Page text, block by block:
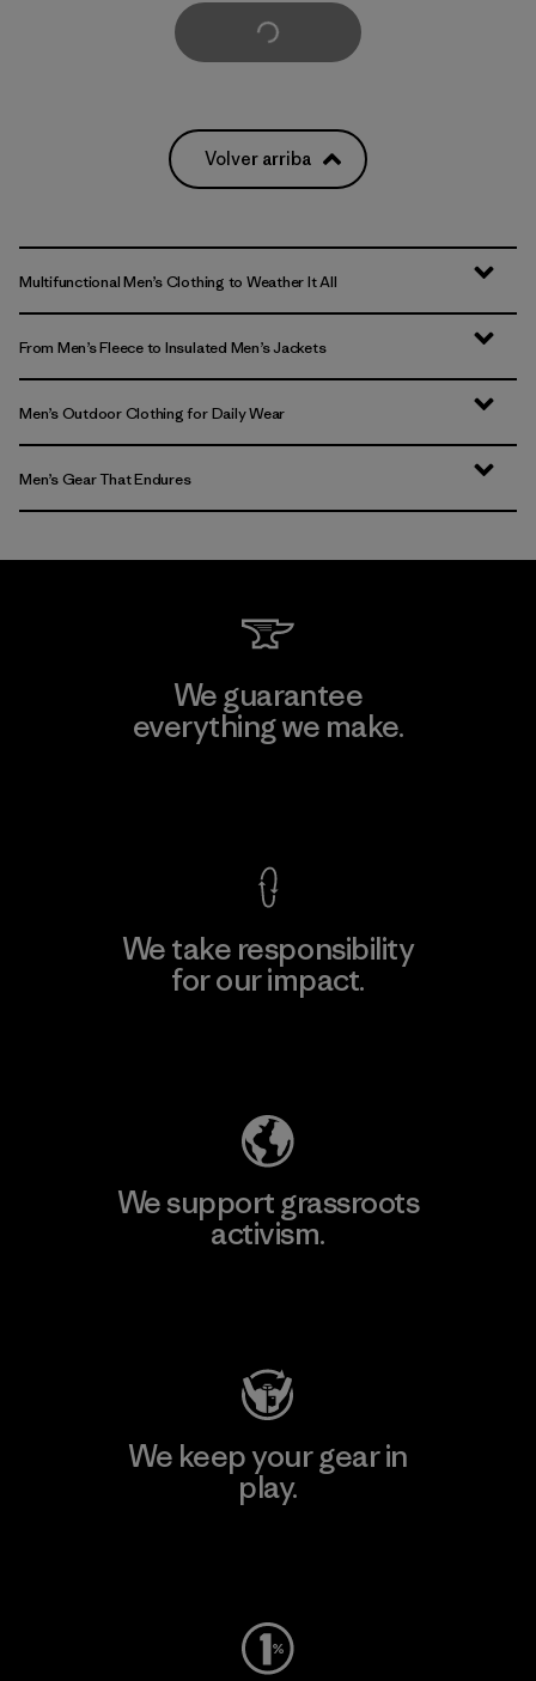
Cargar Más
Volver arriba
Multifunctional Men’s Clothing to Weather It All
From Men’s Fleece to Insulated Men’s Jackets
Men’s Outdoor Clothing for Daily Wear
Men’s Gear That Endures
We guarantee
everything we make.
We take responsibility
for our impact.
We support grassroots
activism.
We keep your gear in
play.